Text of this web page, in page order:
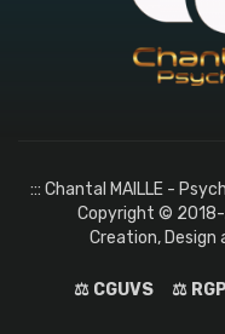
::: Chantal MAILLE -
Copyright © 2018-
Creation, Design
⚖️ CGUVS ⚖️